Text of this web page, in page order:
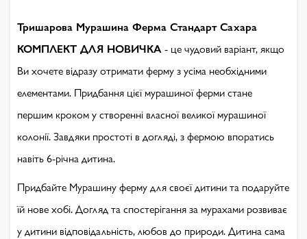
Тришарова Мурашина Ферма Стандарт Сахара
КОМПЛЕКТ ДЛЯ НОВИЧКА- це чудовий варіант, якщо
Ви хочете відразу отримати ферму з усіма необхідними
елементами. Придбання цієї мурашиної ферми стане
першим кроком у створенні власної великої мурашиної
колонії. Завдяки простоті в догляді, з фермою впоратись
навіть 6-річна дитина.
Придбайте Мурашину ферму для своєї дитини та подаруйте
їй нове хобі. Догляд та спостерігання за мурахами розвиває
у дитини відповідальність, любов до природи. Дитина сама